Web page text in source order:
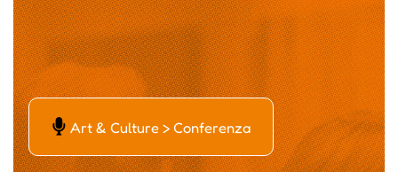
Ą Art & Culture > Conferenza